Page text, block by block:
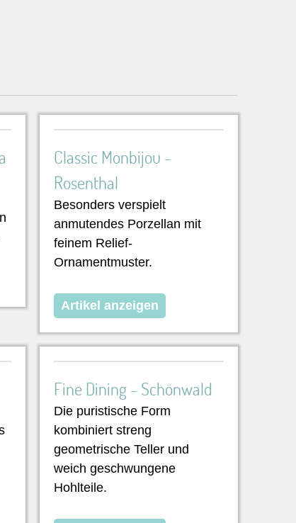
Classic Monbijou -
Rosenthal
Besonders verspielt
anmutendes Porzellan mit
feinem Relief-
Ornamentmuster.
Artikel anzeigen
Fine Dining - Schönwald
Die puristische Form
kombiniert streng
geometrische Teller und
weich geschwungene
Hohlteile.